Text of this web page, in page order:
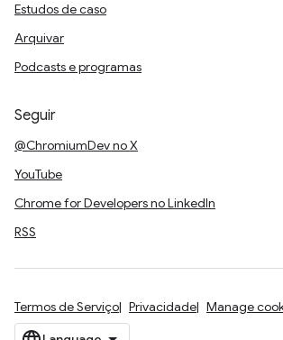
Estudos de caso
Arquivar
Podcasts e programas
Seguir
@ChromiumDev no X
YouTube
Chrome for Developers no LinkedIn
RSS
Termos de Serviço Privacidade Manage